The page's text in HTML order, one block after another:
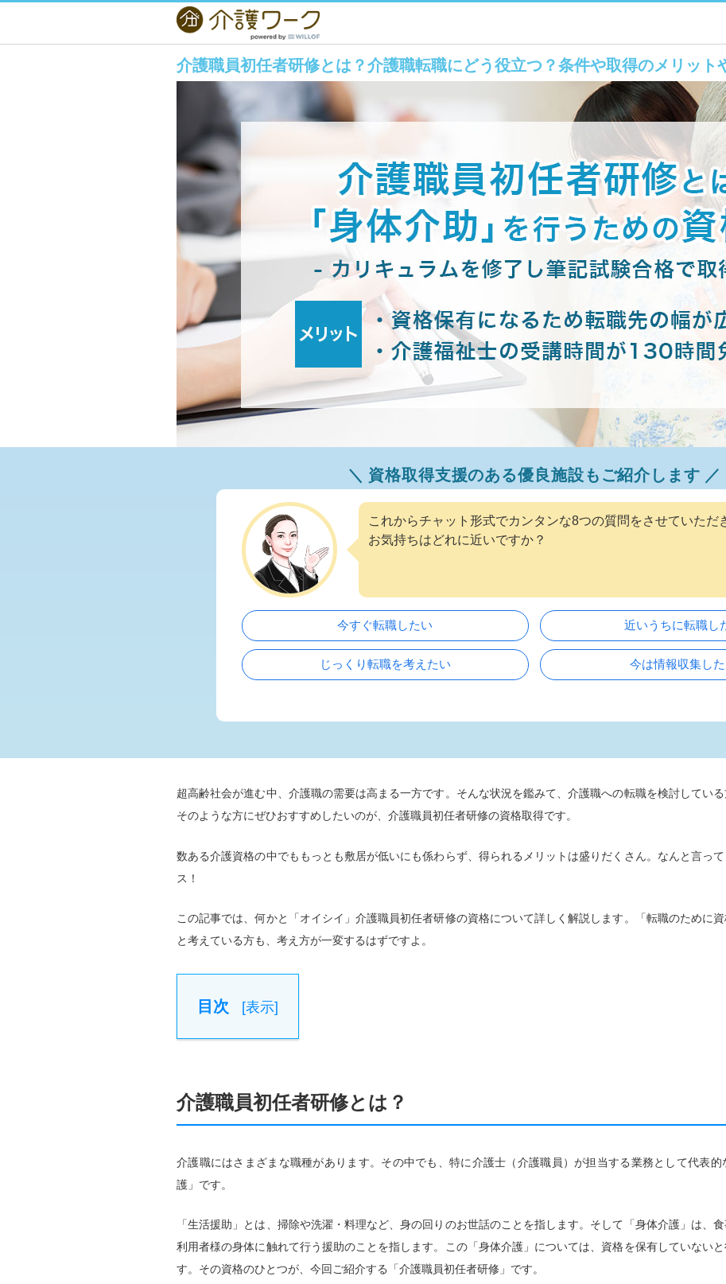
介護職員初任者研修とは？介護職転職にどう役立つ？条件や取得のメリット
資格取得支援のある優良施設もご紹介します
これからチャット形式でカンタンな8つの質問をさせていただ
お気持ちはどれに近いですか？
今すぐ転職したい 近いうちに転職し
じっくり転職を考えたい 今は情報収集し
超高齢社会が進む中、介護職の需要は高まる一方です。そんな状況を鑑みて、介護職への転職を検討している
そのような方にぜひおすすめしたいのが、介護職員初任者研修の資格取得です。
数ある介護資格の中でももっとも敷居が低いにも係わらず、得られるメリットは盛りだくさん。なんと言っ
ス！
この記事では、何かと「オイシイ」介護職員初任者研修の資格について詳しく解説します。「転職のために
と考えている方も、考え方が一変するはずですよ。
目次 [表示]
介護職員初任者研修とは？
介護職にはさまざまな職種があります。その中でも、特に介護士（介護職員）が担当する業務として代表
護」です。
「生活援助」とは、掃除や洗濯・料理など、身の回りのお世話のことを指します。そして「身体介護」は、
利用者様の身体に触れて行う援助のことを指します。この「身体介護」については、資格を保有していない
す。その資格のひとつが、今回ご紹介する「介護職員初任者研修」です。